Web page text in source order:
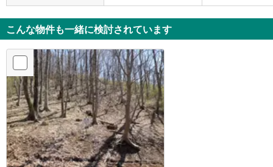
こんな物件も一緒に検討されています